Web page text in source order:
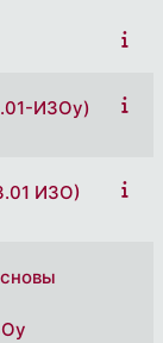
ИЗОу)
ИЗО)